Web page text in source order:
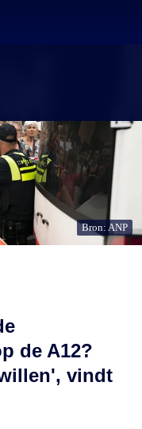
Bron: ANP
de A12?
vindt